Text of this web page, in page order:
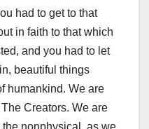
had to get to that
in faith to that which
and you had to let
beautiful things
humankind. We are
Creators. We are
nonphysical, as we